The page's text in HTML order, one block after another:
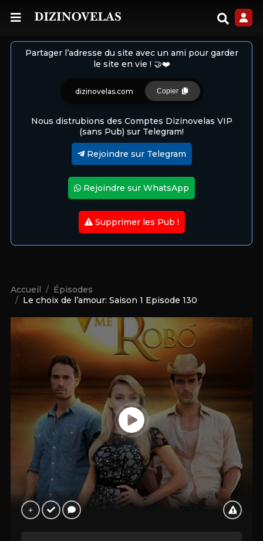
Partager l’adresse du site avec un ami pour garder
le site en vie ! 🤝❤️
dizinovelas.com Copier
Nous distrubions des Comptes Dizinovelas VIP
(sans Pub) sur Telegram!
Rejoindre sur Telegram
Rejoindre sur WhatsApp
Supprimer les Pub !
Accueil
Épisodes
Le choix de l’amour: Saison 1 Episode 130